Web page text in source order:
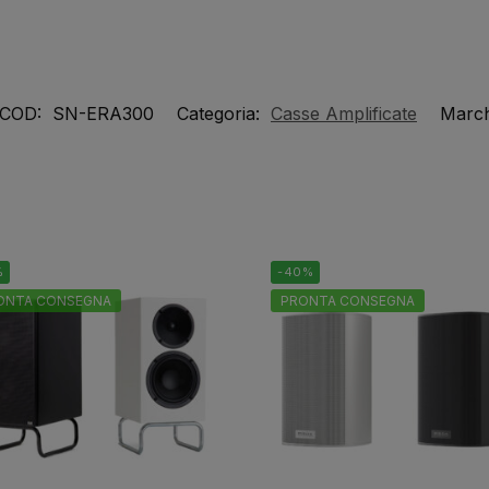
COD: SN-ERA300 Categoria: Casse Amplificate
CONSEGNA
-40%
PRONTA CONSEGNA